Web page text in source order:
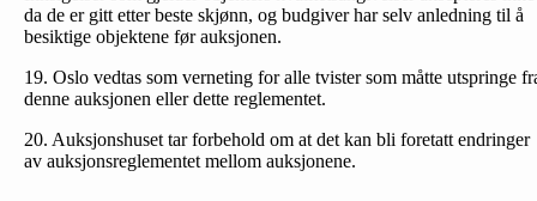
da de er gitt etter beste skjønn, og budgiver har selv anledning til å
besiktige objektene før auksjonen.
19. Oslo vedtas som verneting for alle tvister som måtte utspringe
denne auksjonen eller dette reglementet.
20. Auksjonshuset tar forbehold om at det kan bli foretatt endringer
av auksjonsreglementet mellom auksjonene.